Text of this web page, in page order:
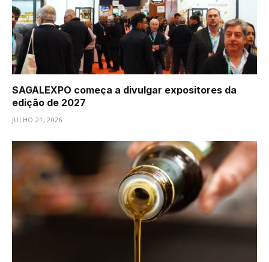
SAGALEXPO começa a divulgar expositores da
edição de 2027
JULHO 21, 2026